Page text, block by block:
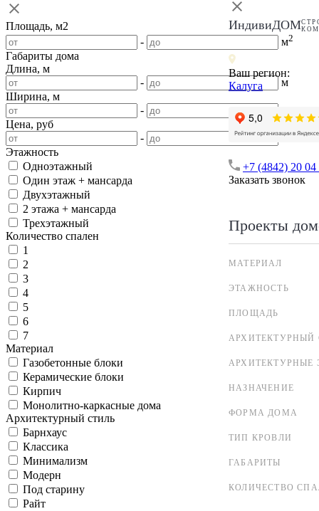
ИндивиДОМ
Ваш регион:
Калуга
+7 (4842) 20 04
Заказать звонок
Проекты
МАТЕРИАЛ
ЭТАЖНОСТЬ
ПЛОЩАДЬ
АРХИТЕКТУРНЫЙ
АРХИТЕКТУРНЫЕ
НАЗНАЧЕНИЕ
ФОРМА ДОМА
ТИП КРОВЛИ
ГАБАРИТЫ
КОЛИЧЕСТВО
Площадь, м2
-
м2
Габариты дома
Длина, м
-
м
Ширина, м
-
Цена, руб
-
Этажность
Одноэтажный
Один этаж + мансарда
Двухэтажный
2 этажа + мансарда
Трехэтажный
Количество спален
1
2
3
4
5
6
7
Материал
Газобетонные блоки
Керамические блоки
Кирпич
Монолитно-каркасные дома
Архитектурный стиль
Барнхаус
Классика
Минимализм
Модерн
Под старину
Райт